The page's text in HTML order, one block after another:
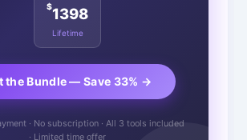
$1398
Lifetime
the Bundle — Save 33% →
· No subscription · All 3 tools included
· Limited time offer